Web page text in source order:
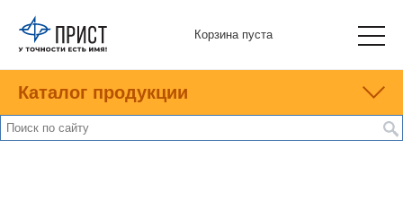
Корзина пуста
Каталог продукции